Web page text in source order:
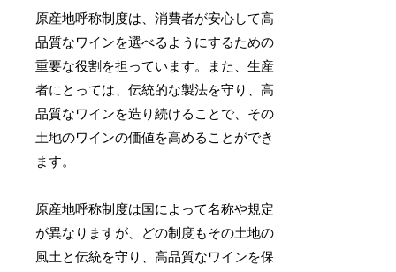
原産地呼称制度は、消費者が安心して高
品質なワインを選べるようにするための
重要な役割を担っています。また、生産
者にとっては、伝統的な製法を守り、高
品質なワインを造り続けることで、その
土地のワインの価値を高めることができ
ます。
原産地呼称制度は国によって名称や規定
が異なりますが、どの制度もその土地の
風土と伝統を守り、高品質なワインを保